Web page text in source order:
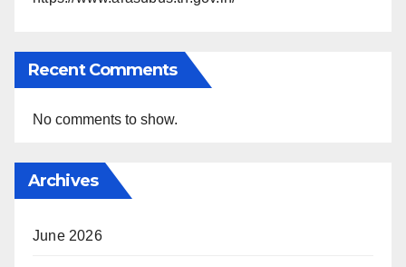
Recent Comments
No comments to show.
Archives
June 2026